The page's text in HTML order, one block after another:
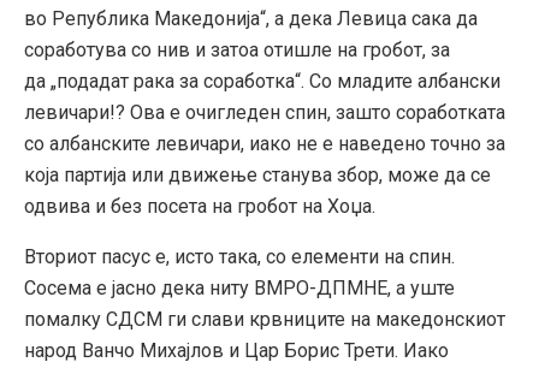
во Република Македонија“, а дека Левица сака да
соработува со нив и затоа отишле на гробот, за
да „подадат рака за соработка“. Со младите албански
левичари!? Ова е очигледен спин, зашто соработката
со албанските левичари, иако не е наведено точно за
која партија или движење станува збор, може да се
одвива и без посета на гробот на Хоџа.
Вториот пасус е, исто така, со елементи на спин.
Сосема е јасно дека ниту ВМРО-ДПМНЕ, а уште
помалку СДСМ ги слави крвниците на македонскиот
народ Ванчо Михајлов и Цар Борис Трети. Иако